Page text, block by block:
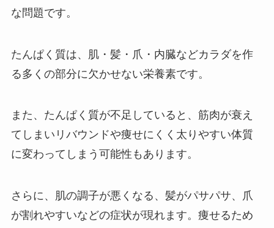
な問題です。
たんぱく質は、肌・髪・爪・内臓などカラダを作
る多くの部分に欠かせない栄養素です。
また、たんぱく質が不足していると、筋肉が衰え
てしまいリバウンドや痩せにくく太りやすい体質
に変わってしまう可能性もあります。
さらに、肌の調子が悪くなる、髪がパサパサ、爪
が割れやすいなどの症状が現れます。痩せるため